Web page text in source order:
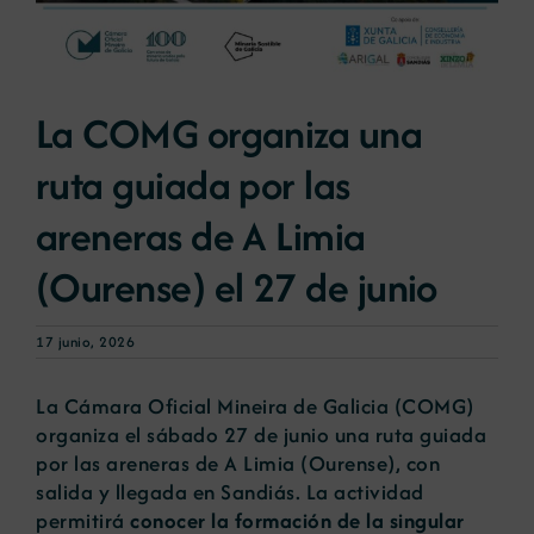
Noticias
Portal de empleo
Contacto
La COMG organiza una
ruta guiada por las
areneras de A Limia
(Ourense) el 27 de junio
17 junio, 2026
La Cámara Oficial Mineira de Galicia (COMG)
organiza el sábado 27 de junio una ruta guiada
por las areneras de A Limia (Ourense), con
salida y llegada en Sandiás. La actividad
permitirá conocer la formación de la singular